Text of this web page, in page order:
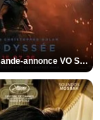
L'Odyssée Bande-annonce VO STFR